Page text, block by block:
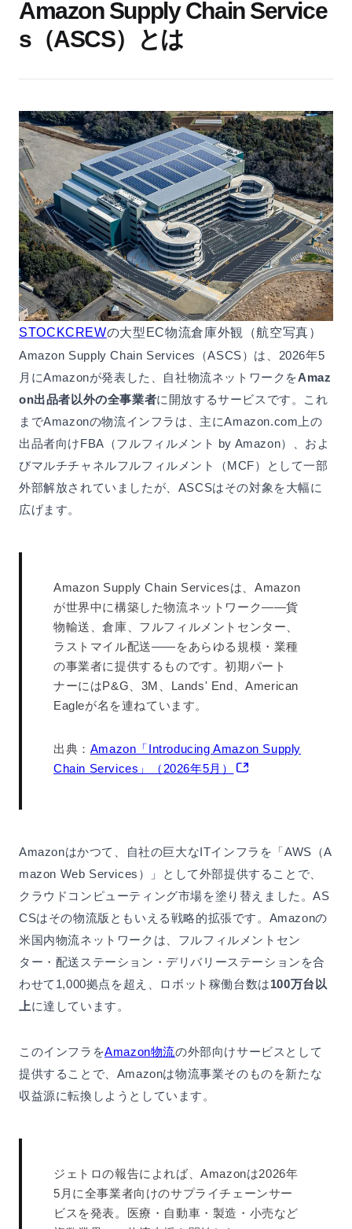
Amazon Supply Chain Service
s（ASCS）とは
STOCKCREWの大型EC物流倉庫外観（航空写真）
Amazon Supply Chain Services（ASCS）は、2026年5
月にAmazonが発表した、自社物流ネットワークをAmaz
on出品者以外の全事業者に開放するサービスです。これ
までAmazonの物流インフラは、主にAmazon.com上の
出品者向けFBA（フルフィルメント by Amazon）、およ
びマルチチャネルフルフィルメント（MCF）として一部
外部解放されていましたが、ASCSはその対象を大幅に
広げます。
Amazon Supply Chain Servicesは、Amazon
が世界中に構築した物流ネットワーク——貨
物輸送、倉庫、フルフィルメントセンター、
ラストマイル配送——をあらゆる規模・業種
の事業者に提供するものです。初期パート
ナーにはP&G、3M、Lands' End、American
Eagleが名を連ねています。
出典： Amazon「Introducing Amazon Supply
Chain Services」（2026年5月）
Amazonはかつて、自社の巨大なITインフラを「AWS（A
mazon Web Services）」として外部提供することで、
クラウドコンピューティング市場を塗り替えました。AS
CSはその物流版ともいえる戦略的拡張です。Amazonの
米国内物流ネットワークは、フルフィルメントセン
ター・配送ステーション・デリバリーステーションを合
わせて1,000拠点を超え、ロボット稼働台数は100万台以
上に達しています。
このインフラをAmazon物流の外部向けサービスとして
提供することで、Amazonは物流事業そのものを新たな
収益源に転換しようとしています。
ジェトロの報告によれば、Amazonは2026年
5月に全事業者向けのサプライチェーンサー
ビスを発表。医療・自動車・製造・小売など